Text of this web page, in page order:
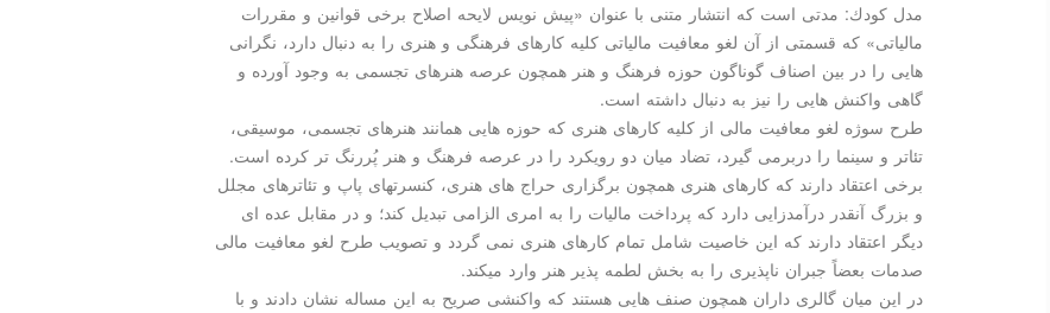
مدل كودك: مدتی است كه انتشار متنی با عنوان «پیش نویس لایحه اصلاح برخی قوانین و مقررات
مالیاتی» كه قسمتی از آن لغو معافیت مالیاتی كلیه كارهای فرهنگی و هنری را به دنبال دارد، نگرانی
هایی را در بین اصناف گوناگون حوزه فرهنگ و هنر همچون عرصه هنرهای تجسمی به وجود آورده و
گاهی واكنش هایی را نیز به دنبال داشته است.
طرح سوژه لغو معافیت مالی از كلیه كارهای هنری كه حوزه هایی همانند هنرهای تجسمی، موسیقی،
تئاتر و سینما را دربرمی گیرد، تضاد میان دو رویكرد را در عرصه فرهنگ و هنر پُررنگ تر كرده است.
برخی اعتقاد دارند كه كارهای هنری همچون برگزاری حراج های هنری، كنسرتهای پاپ و تئاترهای مجلل
و بزرگ آنقدر درآمدزایی دارد كه پرداخت مالیات را به امری الزامی تبدیل كند؛ و در مقابل عده ای
دیگر اعتقاد دارند كه این خاصیت شامل تمام كارهای هنری نمی گردد و تصویب طرح لغو معافیت مالی
صدمات بعضاً جبران ناپذیری را به بخش لطمه پذیر هنر وارد میكند.
در این میان گالری داران همچون صنف هایی هستند كه واكنشی صریح به این مساله نشان دادند و با